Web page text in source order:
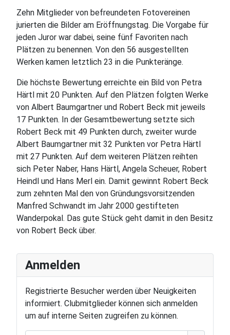
Anmelden
Registrierte Besucher werden über Neuigkeiten
informiert. Clubmitglieder können sich anmelden
um auf interne Seiten zugreifen zu können.
Zehn Mitglieder von befreundeten Fotovereinen
jurierten die Bilder am Eröffnungstag. Die Vorgabe für
jeden Juror war dabei, seine fünf Favoriten nach
Plätzen zu benennen. Von den 56 ausgestellten
Werken kamen letztlich 23 in die Punkteränge.
Die höchste Bewertung erreichte ein Bild von Petra
Härtl mit 20 Punkten. Auf den Plätzen folgten Werke
von Albert Baumgartner und Robert Beck mit jeweils
17 Punkten. In der Gesamtbewertung setzte sich
Robert Beck mit 49 Punkten durch, zweiter wurde
Albert Baumgartner mit 32 Punkten vor Petra Härtl
mit 27 Punkten. Auf dem weiteren Plätzen reihten
sich Peter Naber, Hans Härtl, Angela Scheuer, Robert
Heindl und Hans Merl ein. Damit gewinnt Robert Beck
zum zehnten Mal den von Gründungsvorsitzenden
Manfred Schwandt im Jahr 2000 gestifteten
Wanderpokal. Das gute Stück geht damit in den Besitz
von Robert Beck über.